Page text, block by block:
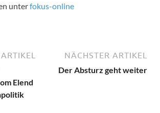
unterfokus-online
Elend
NÄCHSTER ARTIKEL
Der Absturz geht weiter